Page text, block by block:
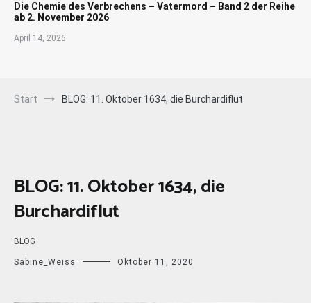
Die Chemie des Verbrechens – Vatermord – Band 2 der Reihe
ab 2. November 2026
April 14, 2026
Start BLOG: 11. Oktober 1634, die Burchardiflut
BLOG: 11. Oktober 1634, die
Burchardiflut
BLOG
Sabine_Weiss Oktober 11, 2020